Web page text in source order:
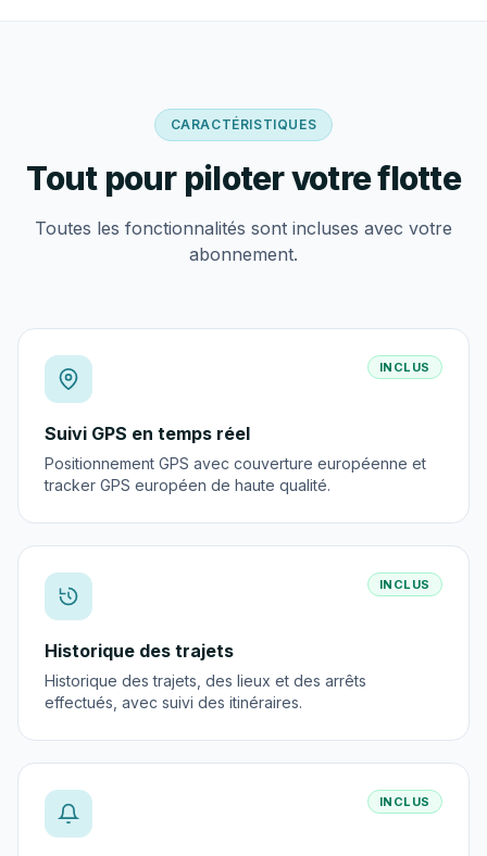
CARACTÉRISTIQUES
Tout pour piloter votre flotte
Toutes les fonctionnalités sont incluses avec votre
abonnement.
INCLUS
Suivi GPS en temps réel
Positionnement GPS avec couverture européenne et
tracker GPS européen de haute qualité.
INCLUS
Historique des trajets
Historique des trajets, des lieux et des arrêts
effectués, avec suivi des itinéraires.
INCLUS